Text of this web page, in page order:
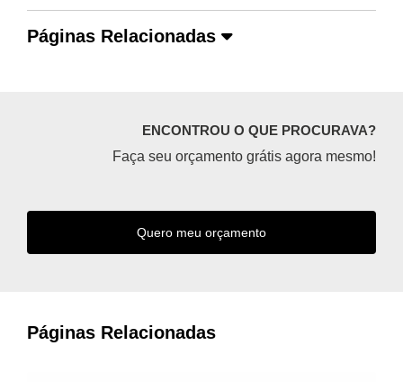
Páginas Relacionadas
ENCONTROU O QUE PROCURAVA?
Faça seu orçamento grátis agora mesmo!
Quero meu orçamento
Páginas Relacionadas